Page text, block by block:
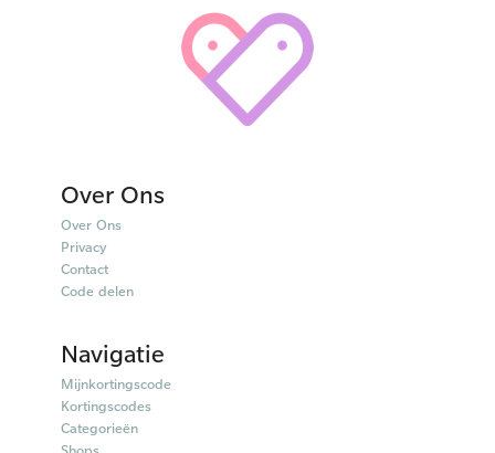
Over Ons
Over Ons
Privacy
Contact
Code delen
Navigatie
Mijnkortingscode
Kortingscodes
Categorieën